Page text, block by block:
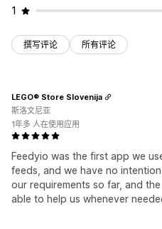
1
撰写评论 所有评论
Feedyio was the first app we
feeds, and we have no
our requirements so far, and
able to help us whenever
LEGO® Store Slovenija
斯洛文尼亚
1年多 人在使用应用